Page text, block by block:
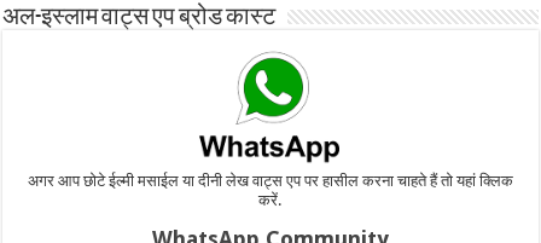
अल-इस्लाम वाट्स एप ब्रोड कास्ट
अगर आप छोटे ईल्मी मसाईल या दीनी लेख वाट्स एप पर हासील करना चाहते हैं तो यहां क्लिक
करें.